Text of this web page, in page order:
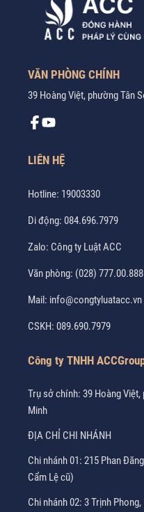
VĂN PHÒNG CHÍNH
39 Hoàng Việt, phường Tân
LIÊN HỆ
Hotline: 19003330
Di động: 084.696.7979
Zalo: Công ty Luật ACC
Văn phòng: (028) 777.00.888
Mail: info@congtyluatacc.vn
CSKH: 089.690.7979
Công ty TNHH
Trụ sở chính: 39 Hoàng Việt,
Minh
ĐỊA CHỈ CHI NHÁNH
Chi nhánh 01: 215 Phan
Cẩm Lệ cũ)
Chi nhánh 02: 3 Trịnh